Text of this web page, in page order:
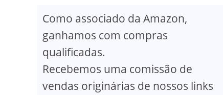
Como associado da Amazon,
ganhamos com compras
qualificadas.
Recebemos uma comissão de
vendas originárias de nossos links